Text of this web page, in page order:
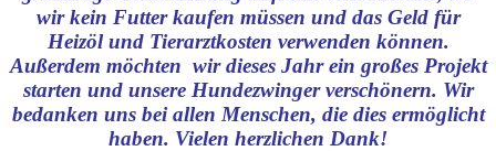
wir kein Futter kaufen müssen und das Geld für
Heizöl und Tierarztkosten verwenden können.
Außerdem möchten wir dieses Jahr ein großes Projekt
starten und unsere Hundezwinger verschönern. Wir
bedanken uns bei allen Menschen, die dies ermöglicht
haben. Vielen herzlichen Dank!